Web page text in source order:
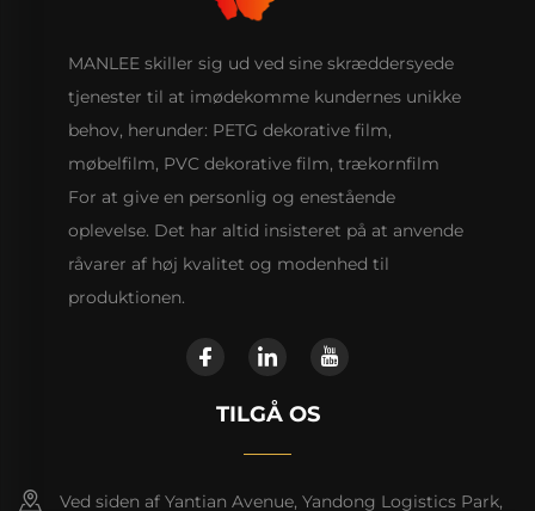
MANLEE skiller sig ud ved sine skræddersyede
tjenester til at imødekomme kundernes unikke
behov, herunder: PETG dekorative film,
møbelfilm, PVC dekorative film, trækornfilm
For at give en personlig og enestående
oplevelse. Det har altid insisteret på at anvende
råvarer af høj kvalitet og modenhed til
produktionen.
TILGÅ OS
Ved siden af Yantian Avenue, Yandong Logistics Park,